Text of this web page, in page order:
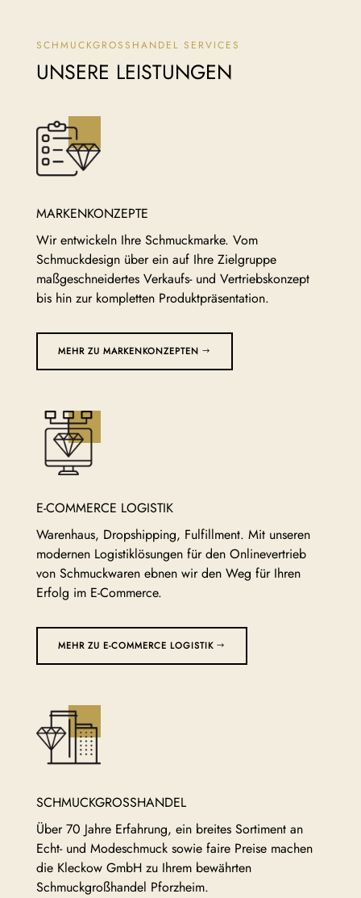
SCHMUCKGROSSHANDEL SERVICES
UNSERE LEISTUNGEN
MARKENKONZEPTE
Wir entwickeln Ihre Schmuckmarke. Vom
Schmuckdesign über ein auf Ihre Zielgruppe
maßgeschneidertes Verkaufs- und Vertriebskonzept
bis hin zur kompletten Produktpräsentation.
MEHR ZU MARKENKONZEPTEN
E-COMMERCE LOGISTIK
Warenhaus, Dropshipping, Fulfillment. Mit unseren
modernen Logistiklösungen für den Onlinevertrieb
von Schmuckwaren ebnen wir den Weg für Ihren
Erfolg im E-Commerce.
MEHR ZU E-COMMERCE LOGISTIK
SCHMUCKGROSSHANDEL
Über 70 Jahre Erfahrung, ein breites Sortiment an
Echt- und Modeschmuck sowie faire Preise machen
die Kleckow GmbH zu Ihrem bewährten
Schmuckgroßhandel Pforzheim.